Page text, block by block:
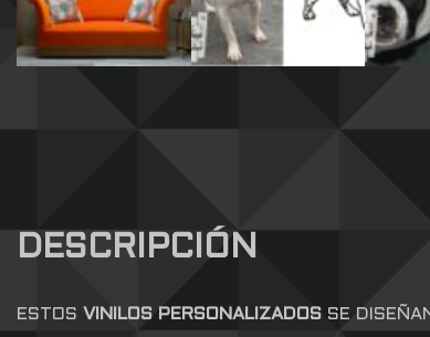
DESCRIPCIÓN
ESTOS VINILOS PERSONALIZADOS SE